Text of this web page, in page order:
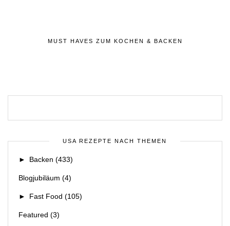
MUST HAVES ZUM KOCHEN & BACKEN
USA REZEPTE NACH THEMEN
► Backen (433)
Blogjubiläum (4)
► Fast Food (105)
Featured (3)